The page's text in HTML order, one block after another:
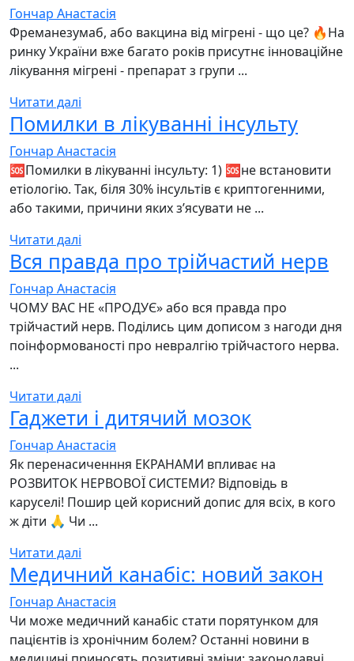
Гончар Анастасія
Фреманезумаб, або вакцина від мігрені - що це? 🔥На
ринку України вже багато років присутнє інноваційне
лікування мігрені - препарат з групи ...
Читати далі
Помилки в лікуванні інсульту
Гончар Анастасія
🆘Помилки в лікуванні інсульту: 1) 🆘не встановити
етіологію. Так, біля 30% інсультів є криптогенними,
або такими, причини яких зʼясувати не ...
Читати далі
Вся правда про трійчастий нерв
Гончар Анастасія
ЧОМУ ВАС НЕ «ПРОДУЄ» або вся правда про
трійчастий нерв. Поділись цим дописом з нагоди дня
поінформованості про невралгію трійчастого нерва.
...
Читати далі
Гаджети і дитячий мозок
Гончар Анастасія
Як перенасиченння ЕКРАНАМИ впливає на
РОЗВИТОК НЕРВОВОЇ СИСТЕМИ? Відповідь в
каруселі! Пошир цей корисний допис для всіх, в кого
ж діти 🙏 Чи ...
Читати далі
Медичний канабіс: новий закон
Гончар Анастасія
Чи може медичний канабіс стати порятунком для
пацієнтів із хронічним болем? Останні новини в